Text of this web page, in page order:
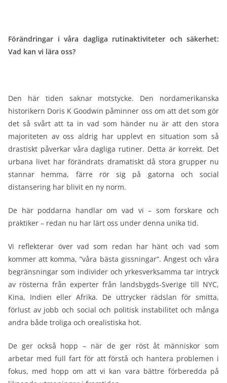
Förändringar i våra dagliga rutinaktiviteter och säkerhet:
Vad kan vi lära oss?
Den här tiden saknar motstycke. Den nordamerikanska
historikern Doris K Goodwin påminner oss om att det som gör
det så svårt att ta in vad som händer nu är att den stora
majoriteten av oss aldrig har upplevt en situation som så
drastiskt påverkar våra dagliga rutiner. Detta är korrekt. Det
urbana livet har förändrats dramatiskt då stora grupper nu
stannar hemma, färre rör sig på gatorna och social
distansering har blivit en ny norm.
De här poddarna handlar om vad vi – som forskare och
praktiker – redan nu har lärt oss under denna unika tid.
Vi reflekterar över vad som redan har hänt och vad som
kommer att komma, ”våra bästa gissningar”. Ångest och våra
begränsningar som individer och yrkesverksamma tar intryck
av rösterna från experter från landsbygds-Sverige till NYC,
Kina, Indien eller Afrika. De uttrycker rädslan för smitta,
förlust av jobb och social och politisk instabilitet och många
andra både troliga och orealistiska hot.
De ger också hopp – när de ger röst åt människor som
arbetar med full fart för att förstå och hantera problemen i
fokus, med hopp om att vi kan vara bättre förberedda på